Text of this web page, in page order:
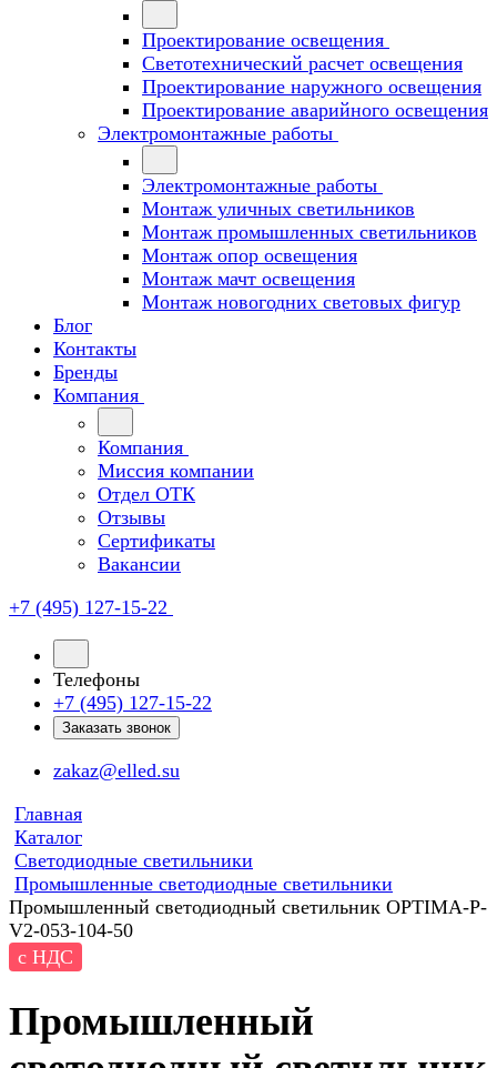
Проектирование освещения
Светотехнический расчет освещения
Проектирование наружного освещения
Проектирование аварийного освещения
Электромонтажные работы
Электромонтажные работы
Монтаж уличных светильников
Монтаж промышленных светильников
Монтаж опор освещения
Монтаж мачт освещения
Монтаж новогодних световых фигур
Блог
Контакты
Бренды
Компания
Компания
Миссия компании
Отдел ОТК
Отзывы
Сертификаты
Вакансии
+7 (495) 127-15-22
Телефоны
+7 (495) 127-15-22
Заказать звонок
zakaz@elled.su
Главная
Каталог
Светодиодные светильники
Промышленные светодиодные светильники
Промышленный светодиодный светильник OPTIMA-P-
V2-053-104-50
с НДС
Промышленный